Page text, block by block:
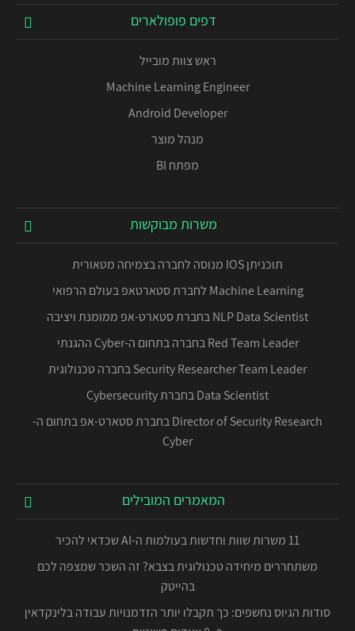
דפים פופולארים
ראש צוות מובייל
Machine Learning Engineer
Android Developer
מנהל מוצר
מפתח BI
משרות מבוקשות
תוכניתן IOS מנוסה לחברה בצמיחה מטאורית
Machine Learning לחברת סטארטאפ בעולם הרפואי
NLP Data Scientist בחברת סטארט-אפ ממומנת ויציבה
Red Team Leader בחברה בתחום ה-Cyber ההגנתי
Security Researcher Team Leader בחברה טכנולוגית
Data Scientist בחברת Cybersecurity
Director of Security Research בחברת סטארט-אפ בתחום ה-
Cyber
המאמרים המובילים
11 משרות שוות וחדשות בעולמות ה-AI שכדאי להכיר
משתחררים מיחידה טכנולוגית בצבא? זה השכר שמצפה לכם
בהייטק
סודות הגיוס נחשפים: כך תקבלו יותר הזדמנויות עבודה בלינקדאין